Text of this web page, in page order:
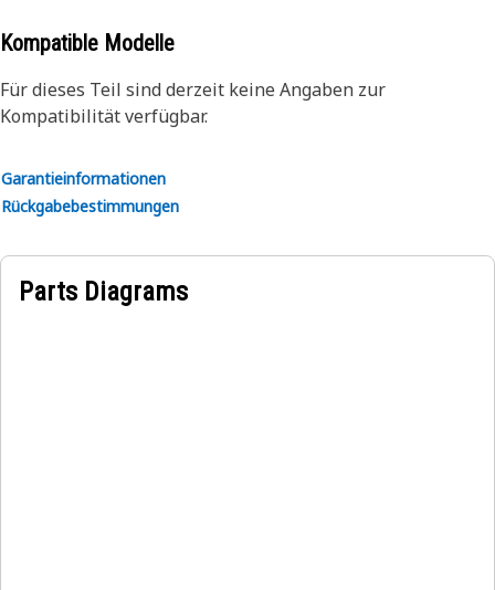
Kompatible Modelle
Für dieses Teil sind derzeit keine Angaben zur
Kompatibilität verfügbar.
Garantieinformationen
Rückgabebestimmungen
Parts Diagrams